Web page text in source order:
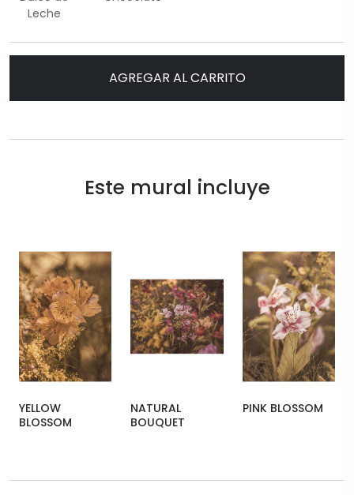
Leche
AGREGAR AL CARRITO
Este mural incluye
YELLOW
BLOSSOM
NATURAL
BOUQUET
PINK BLOSSOM